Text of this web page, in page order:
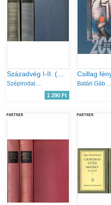
Szépirodalmi Könyvkiadó
1 290 Ft
Batári Gábor (szerk.)
PARTNER PARTNER